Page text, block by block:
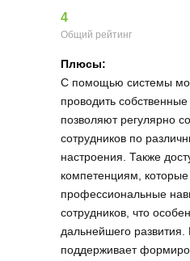
4
Общий рейтинг
Плюсы:
С помощью системы
проводить
позволяют регулярно
сотрудников по
настроения. Также
компетенциям,
профессиональные
сотрудников, что
дальнейшего развития.
поддерживает